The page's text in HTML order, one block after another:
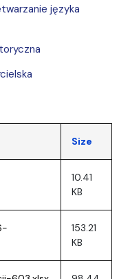
języka
Size
10.41
KB
153.21
KB